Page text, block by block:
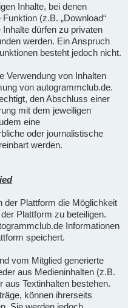
Inhalte, bei denen
(z.B. „Download“
Inhalte dürfen zu privaten
werden. Ein Anspruch
besteht jedoch nicht.
Verwendung von Inhalten
von autogrammclub.de.
den Abschluss einer
mit dem jeweiligen
eine
oder journalistische
werden.
der Plattform die Möglichkeit
Plattform zu beteiligen.
Informationen
speichert.
vom Mitglied generierte
aus Medieninhalten (z.B.
aus Textinhalten bestehen.
können ihrerseits